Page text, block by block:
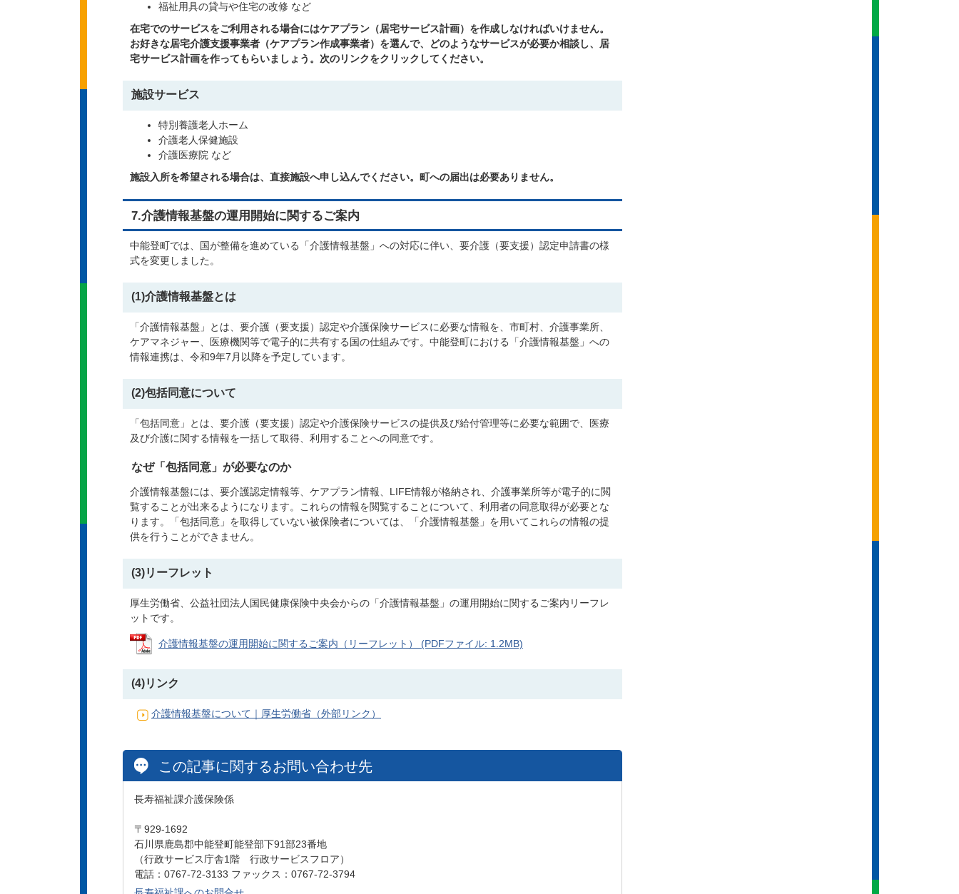
福祉用具の貸与や住宅の改修 など
在宅でのサービスをご利用される場合にはケアプラン（居宅サービス計画）を作成しなければいけません。
お好きな居宅介護支援事業者（ケアプラン作成事業者）を選んで、どのようなサービスが必要か相談し、居
宅サービス計画を作ってもらいましょう。次のリンクをクリックしてください。
施設サービス
特別養護老人ホーム
介護老人保健施設
介護医療院 など
施設入所を希望される場合は、直接施設へ申し込んでください。町への届出は必要ありません。
7.介護情報基盤の運用開始に関するご案内
中能登町では、国が整備を進めている「介護情報基盤」への対応に伴い、要介護（要支援）認定申請書の様
式を変更しました。
(1)介護情報基盤とは
「介護情報基盤」とは、要介護（要支援）認定や介護保険サービスに必要な情報を、市町村、介護事業所、
ケアマネジャー、医療機関等で電子的に共有する国の仕組みです。中能登町における「介護情報基盤」への
情報連携は、令和9年7月以降を予定しています。
(2)包括同意について
「包括同意」とは、要介護（要支援）認定や介護保険サービスの提供及び給付管理等に必要な範囲で、医療
及び介護に関する情報を一括して取得、利用することへの同意です。
なぜ「包括同意」が必要なのか
介護情報基盤には、要介護認定情報等、ケアプラン情報、LIFE情報が格納され、介護事業所等が電子的に閲
覧することが出来るようになります。これらの情報を閲覧することについて、利用者の同意取得が必要とな
ります。「包括同意」を取得していない被保険者については、「介護情報基盤」を用いてこれらの情報の提
供を行うことができません。
(3)リーフレット
厚生労働省、公益社団法人国民健康保険中央会からの「介護情報基盤」の運用開始に関するご案内リーフレ
ットです。
介護情報基盤の運用開始に関するご案内（リーフレット） (PDFファイル: 1.2MB)
(4)リンク
介護情報基盤について｜厚生労働省（外部リンク）
この記事に関するお問い合わせ先
長寿福祉課介護保険係
〒929-1692
石川県鹿島郡中能登町能登部下91部23番地
（行政サービス庁舎1階 行政サービスフロア）
電話：0767-72-3133 ファックス：0767-72-3794